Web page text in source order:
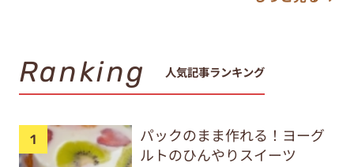
Ranking 人気記事ランキング
パックのまま作れる！ヨーグ
ルトのひんやりスイーツ